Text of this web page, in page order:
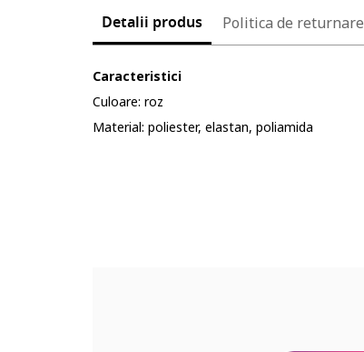
Detalii produs Politica de returnare
Caracteristici
Culoare: roz
Material: poliester, elastan, poliamida